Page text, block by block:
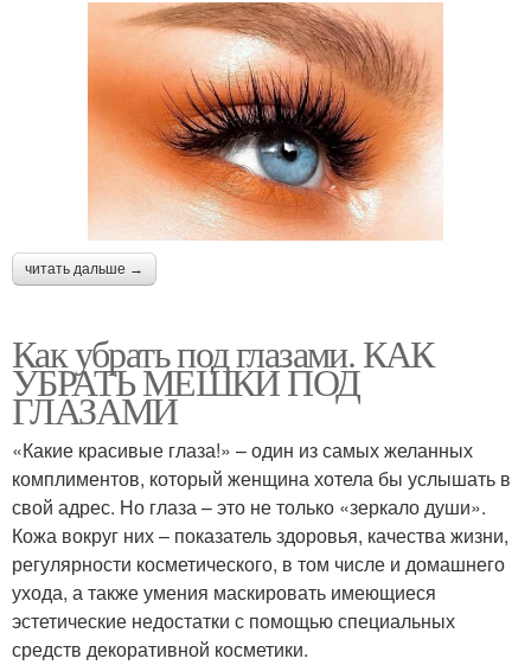
читать дальше →
Как убрать под глазами. КАК
УБРАТЬ МЕШКИ ПОД
ГЛАЗАМИ
«Какие красивые глаза!» – один из самых желанных
комплиментов, который женщина хотела бы услышать в
свой адрес. Но глаза – это не только «зеркало души».
Кожа вокруг них – показатель здоровья, качества жизни,
регулярности косметического, в том числе и домашнего
ухода, а также умения маскировать имеющиеся
эстетические недостатки с помощью специальных
средств декоративной косметики.